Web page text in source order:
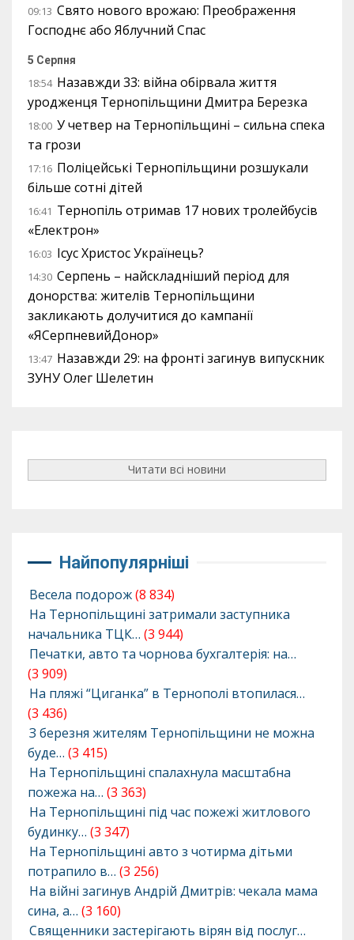
09:13 Свято нового врожаю: Преображення
Господнє або Яблучний Спас
5 Серпня
18:54 Назавжди 33: війна обірвала життя
уродженця Тернопільщини Дмитра Березка
18:00 У четвер на Тернопільщині – сильна спека
та грози
17:16 Поліцейські Тернопільщини розшукали
більше сотні дітей
16:41 Тернопіль отримав 17 нових тролейбусів
«Електрон»
16:03 Ісус Христос Українець?
14:30 Серпень – найскладніший період для
донорства: жителів Тернопільщини
закликають долучитися до кампанії
«ЯСерпневийДонор»
13:47 Назавжди 29: на фронті загинув випускник
ЗУНУ Олег Шелетин
Читати всі новини
Найпопулярніші
Весела подорож(8 834)
На Тернопільщині затримали заступника
начальника ТЦК… (3 944)
Печатки, авто та чорнова бухгалтерія: на…
(3 909)
На пляжі “Циганка” в Тернополі втопилася…
(3 436)
З березня жителям Тернопільщини не можна
буде… (3 415)
На Тернопільщині спалахнула масштабна
пожежа на… (3 363)
На Тернопільщині під час пожежі житлового
будинку… (3 347)
На Тернопільщині авто з чотирма дітьми
потрапило в… (3 256)
На війні загинув Андрій Дмитрів: чекала мама
сина, а… (3 160)
Священники застерігають вірян від послуг…